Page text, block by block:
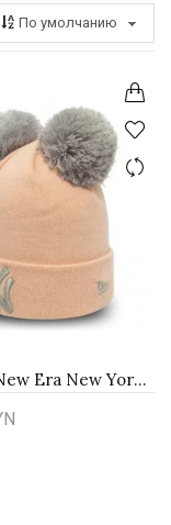
Шапка New Era New York Yankees 12134645